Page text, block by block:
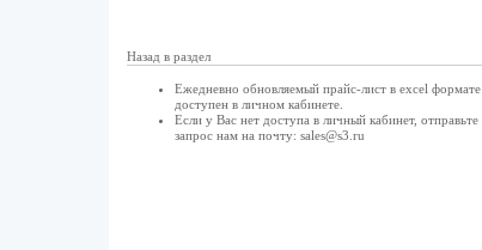
Назад в раздел
Ежедневно обновляемый прайс-лист в excel формате
доступен в личном кабинете.
Если у Вас нет доступа в личный кабинет, отправьте
запрос нам на почту: sales@s3.ru